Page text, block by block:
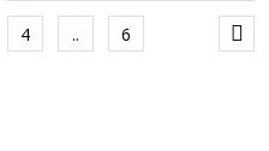
4 .. 6